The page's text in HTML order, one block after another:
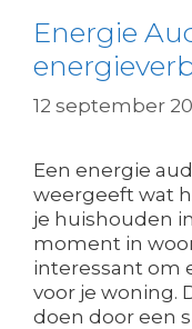
Energie
12 september
Een energie
weergeeft wat
je huishouden
moment in
interessant om
voor je woning.
doen door een